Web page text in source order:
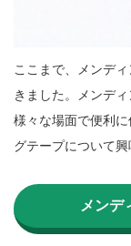
ここまで、メンデ
きました。メンデ
様々な場面で便利
グテープについて
メンデ